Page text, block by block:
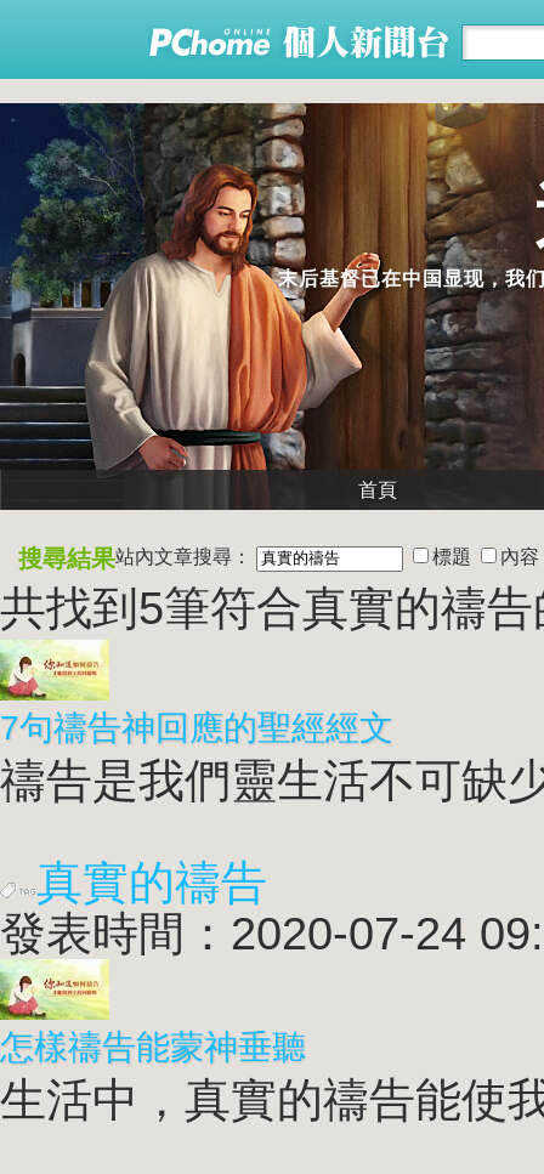
末后基督已在中国显现，我
首頁
搜尋結果站內文章搜尋： 標題 內容
共找到5筆符合真實的禱告
7句禱告神回應的聖經經文
禱告是我們靈生活不可缺
真實的禱告
發表時間：2020-07-24
怎樣禱告能蒙神垂聽
生活中， 真實的禱告能使